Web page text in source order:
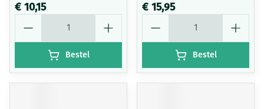
€ 10,15
Bestel
€ 15,95
Bestel